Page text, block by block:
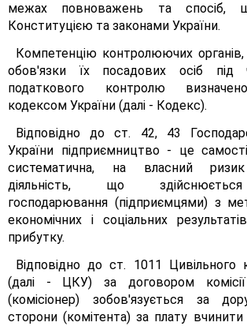
межах повноважень та спосіб,
Конституцією та законами України.
Компетенцію контролюючих
обов'язки їх посадових осіб під
податкового контролю
кодексом України (далі - Кодекс).
Відповідно до ст. 42, 43
України підприємництво - це
систематична, на власний ризик
діяльність, що
господарювання (підприємцями) з
економічних і соціальних
прибутку.
Відповідно до ст. 1011 Цивільного
(далі - ЦКУ) за договором
(комісіонер) зобов'язується за
сторони (комітента) за плату вчинити